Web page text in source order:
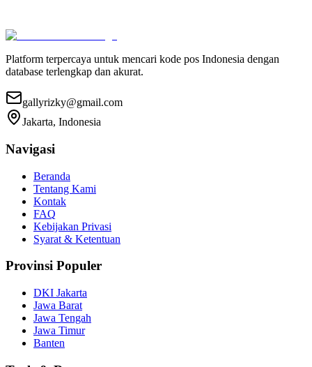
Platform terpercaya untuk mencari kode pos Indonesia dengan
database terlengkap dan akurat.
gallyrizky@gmail.com
Jakarta, Indonesia
Navigasi
Beranda
Tentang Kami
Kontak
FAQ
Kebijakan Privasi
Syarat & Ketentuan
Provinsi Populer
DKI Jakarta
Jawa Barat
Jawa Tengah
Jawa Timur
Banten